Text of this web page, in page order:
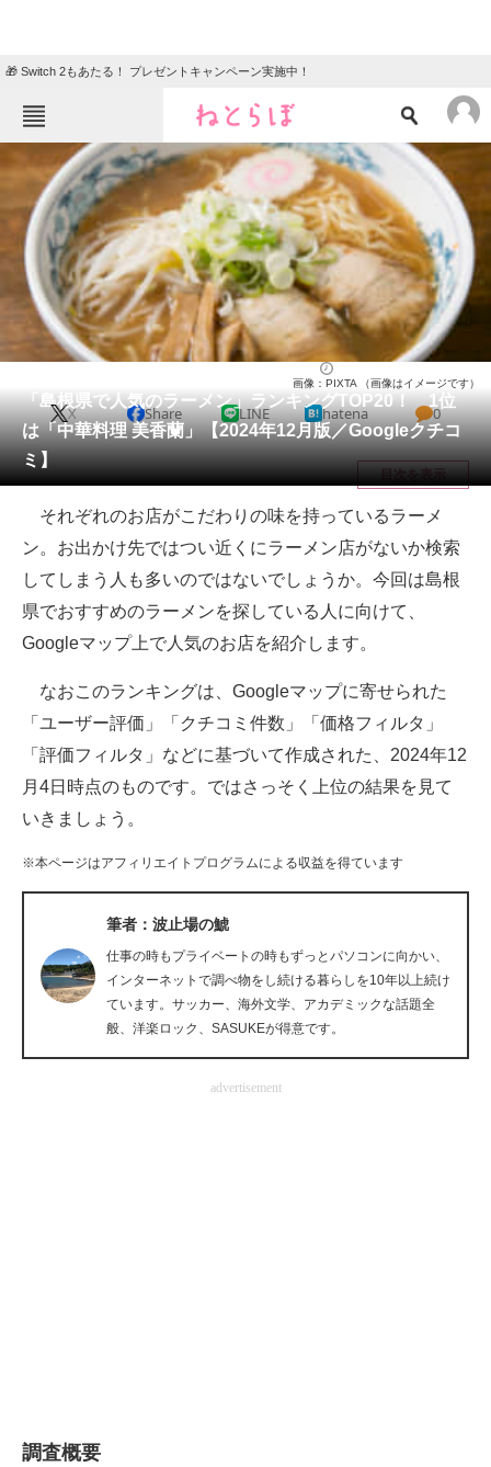
🎁 Switch 2もあたる！ プレゼントキャンペーン実施中！
ねとらぼメニュー
TOP ニュース
エンタメ クイズ
グルメ 地域
住まい 教育・育児
動物 リサーチ
会員記事
メディア
注目記事を集めた総合ページ
ITの今と未来を見通す
スマホと通信の最新トレンド
進化するPCとデバイスの未来
ビジネスと働き方のヒント
企業ITのトレンドを詳説
経営リーダーのコミュニティ
マーケ×ITの今がよく分かる
ITエンジニア向け専門サイト
企業向けIT製品の総合サイト
IT製品の技術・比較・事例
「島根県で人気のラーメン」ランキングTOP20！ 1位
は「中華料理 美香蘭」【2024年12月版／Googleクチコ
ミ】
画像：PIXTA （画像はイメージです）
X Share LINE hatena 0
目次を表示
それぞれのお店がこだわりの味を持っているラーメ
ン。お出かけ先ではつい近くにラーメン店がないか検索
してしまう人も多いのではないでしょうか。今回は島根
県でおすすめのラーメンを探している人に向けて、
Googleマップ上で人気のお店を紹介します。
なおこのランキングは、Googleマップに寄せられた
「ユーザー評価」「クチコミ件数」「価格フィルタ」
「評価フィルタ」などに基づいて作成された、2024年12
月4日時点のものです。ではさっそく上位の結果を見て
いきましょう。
※本ページはアフィリエイトプログラムによる収益を得ています
筆者：波止場の鯱
仕事の時もプライベートの時もずっとパソコンに向かい、
インターネットで調べ物をし続ける暮らしを10年以上続け
ています。サッカー、海外文学、アカデミックな話題全
般、洋楽ロック、SASUKEが得意です。
advertisement
調査概要